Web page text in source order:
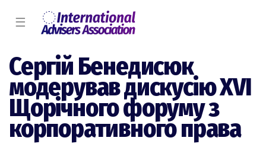
☰
Сергій Бенедисюк
модерував дискусію XVІ
Щорічного форуму з
корпоративного права